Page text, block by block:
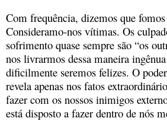
Com frequência, dizemos que fomos
Consideramo-nos vítimas. Os
sofrimento quase sempre são “os
nos livrarmos dessa maneira
dificilmente seremos felizes. O
revela apenas nos fatos
fazer com os nossos inimigos
está disposto a fazer dentro de nós